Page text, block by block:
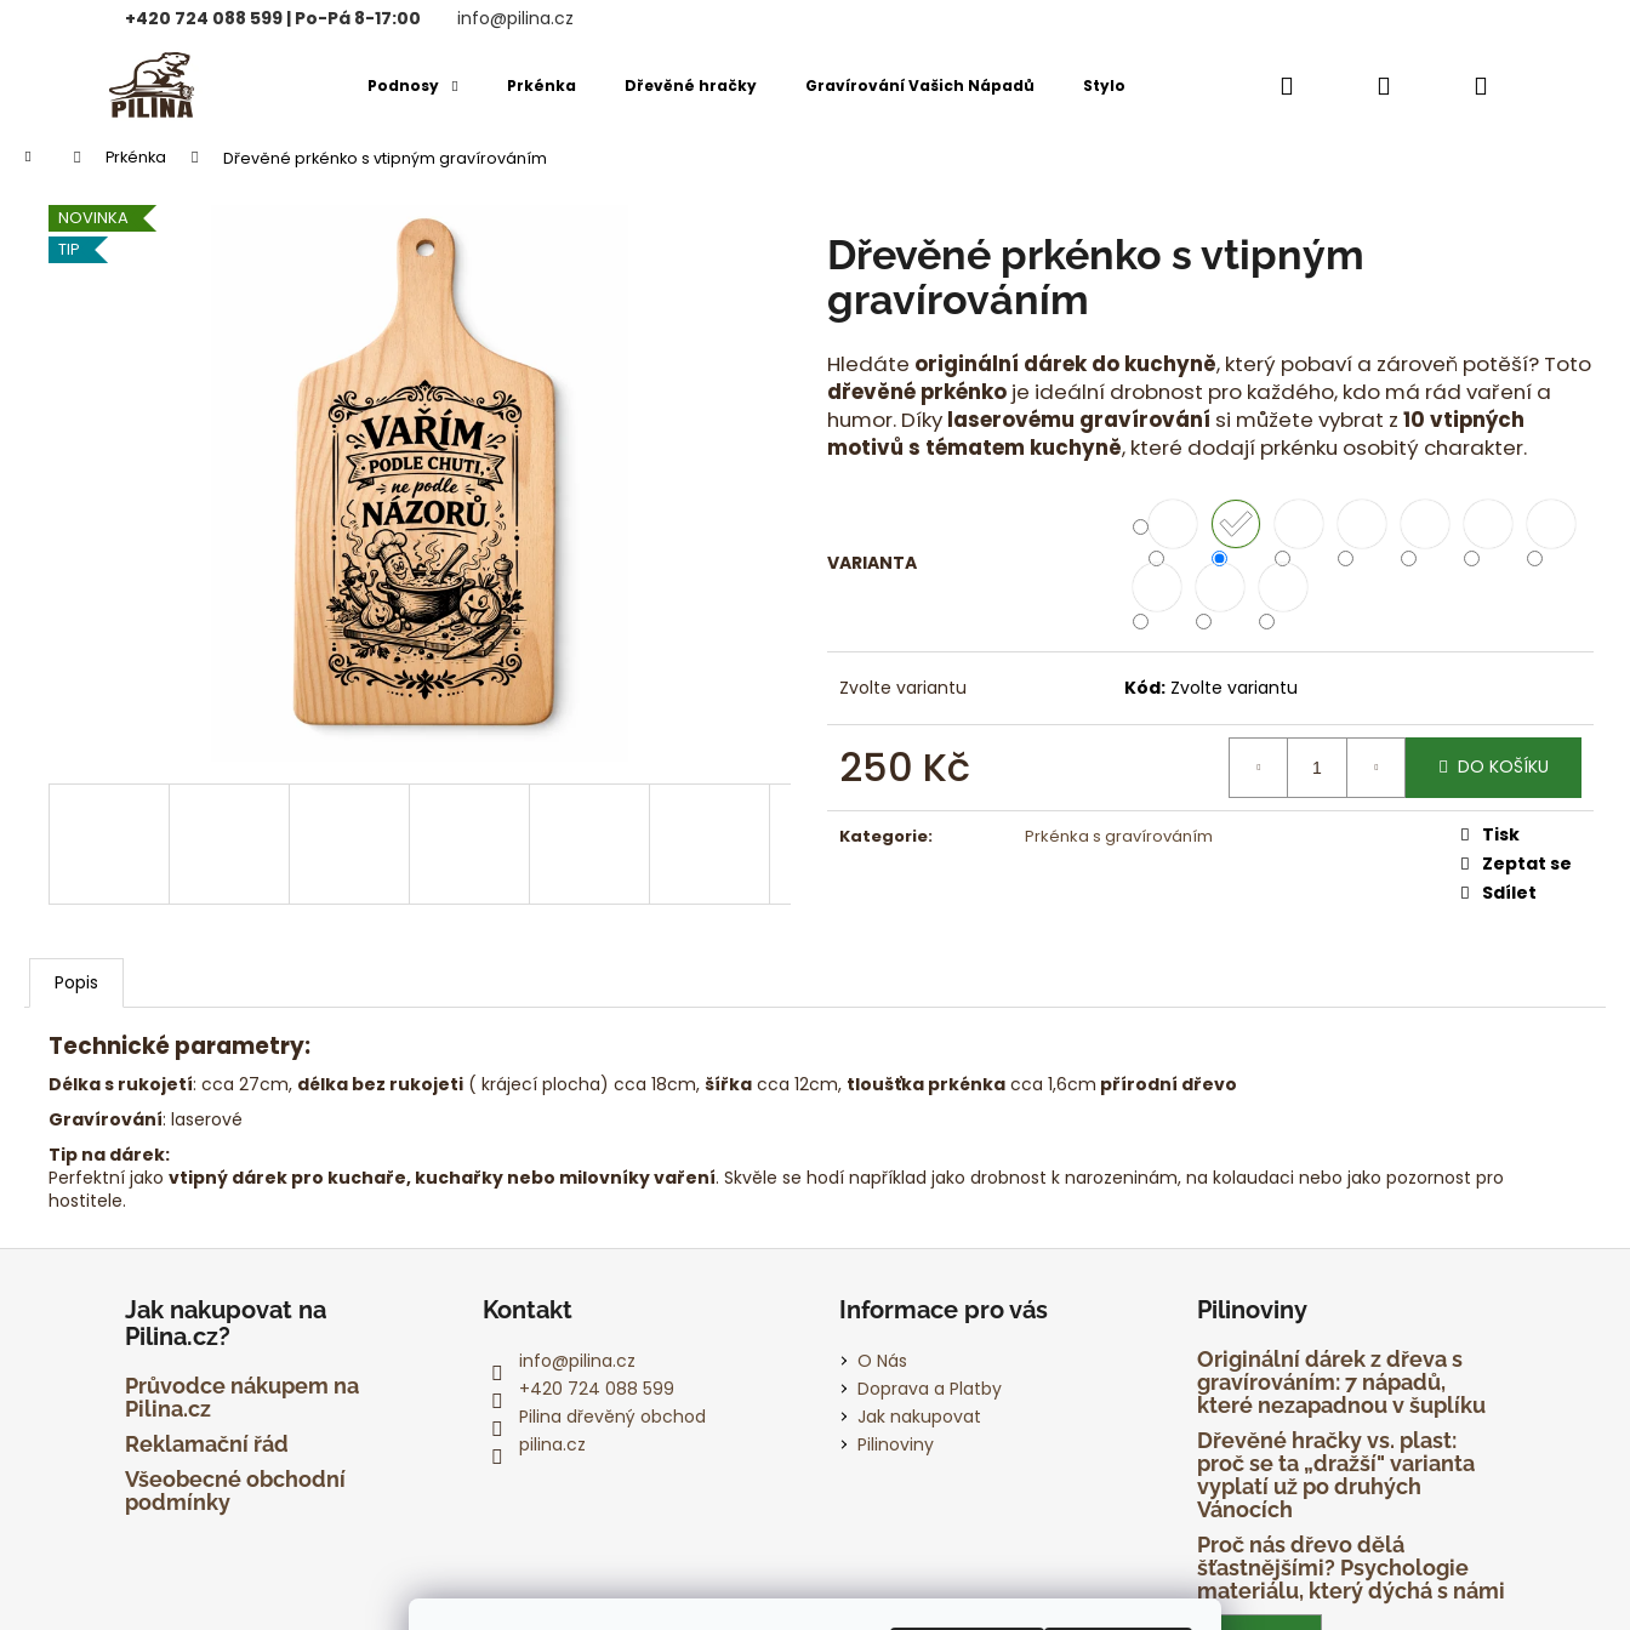
+420 724 088 599 | Po-Pá 8-17:00 info@pilina.cz
Podnosy Prkénka Dřevěné hračky Gravírování Vašich Nápadů Stylová Kuchyň Hledat PřihlášeníNákupní
Domů Prkénka Dřevěné prkénko s vtipným gravírováním
Dřevěné prkénko s vtipným
gravírováním
Hledáte originální dárek do kuchyně, který pobaví a zároveň potěší? Toto
dřevěné prkénko je ideální drobnost pro každého, kdo má rád vaření a
humor. Díky laserovému gravírování si můžete vybrat z 10 vtipných
motivů s tématem kuchyně, které dodají prkénku osobitý charakter.
VARIANTA
Zvolte variantu Kód: Zvolte variantu
250 Kč
cena:
DO KOŠÍKU
Kategorie: Prkénka s gravírováním
Tisk
Zeptat se
Sdílet
NOVINKA
TIP
Popis
Technické parametry:
Délka s rukojetí: cca 27cm, délka bez rukojeti ( krájecí plocha) cca 18cm, šířka cca 12cm, tloušťka prkénka cca 1,6cm přírodní dřevo
Gravírování: laserové
Tip na dárek:
Perfektní jako vtipný dárek pro kuchaře, kuchařky nebo milovníky vaření. Skvěle se hodí například jako drobnost k narozeninám, na kolaudaci nebo jako pozornost pro
hostitele.
DŘEVĚNÁ HRAČKA VLÁČEKDŘEVĚNÁ
MASIVNÍ DŘEVĚNÁ FORMULE
Jak nakupovat na
Pilina.cz?
Průvodce nákupem na
Pilina.cz
Reklamační řád
Všeobecné obchodní
podmínky
Kontakt
info@pilina.cz
+420 724 088 599
Pilina dřevěný obchod
pilina.cz
Informace pro vás
O Nás
Doprava a Platby
Jak nakupovat
Pilinoviny
Pilinoviny
Originální dárek z dřeva s
gravírováním: 7 nápadů,
které nezapadnou v šuplíku
Dřevěné hračky vs. plast:
proč se ta „dražší" varianta
vyplatí už po druhých
Vánocích
Proč nás dřevo dělá
šťastnějšími? Psychologie
materiálu, který dýchá s námi